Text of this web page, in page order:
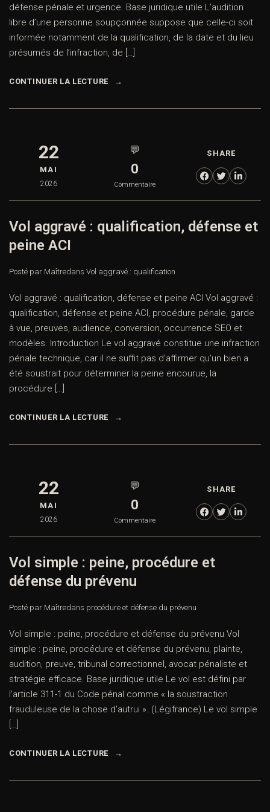
défense pénale et urgence. Base juridique utile L’audition
libre d’une personne soupçonnée suppose que celle-ci soit
informée notamment de la qualification, de la date et du lieu
présumés de l’infraction, de […]
CONTINUER LA LECTURE
22
MAI
2026
💬
0
Commentaire
SHARE
Vol aggravé : qualification, défense et
peine ACI
Posté par Maîtredans Vol aggravé : qualification
Vol aggravé : qualification, défense et peine ACI Vol aggravé :
qualification, défense et peine ACI, procédure pénale, garde
à vue, preuves, audience, conversion, occurrence SEO et
modèles. Introduction Le vol aggravé constitue une infraction
pénale technique, car il ne suffit pas d’affirmer qu’un bien a
été soustrait pour déterminer la peine encourue, la
procédure […]
CONTINUER LA LECTURE
22
MAI
2026
💬
0
Commentaire
SHARE
Vol simple : peine, procédure et
défense du prévenu
Posté par Maîtredans procédure et défense du prévenu
Vol simple : peine, procédure et défense du prévenu Vol
simple : peine, procédure et défense du prévenu, plainte,
audition, preuve, tribunal correctionnel, avocat pénaliste et
stratégie efficace. Base juridique utile Le vol est défini par
l’article 311-1 du Code pénal comme « la soustraction
frauduleuse de la chose d’autrui ». (Légifrance) Le vol simple
[…]
CONTINUER LA LECTURE